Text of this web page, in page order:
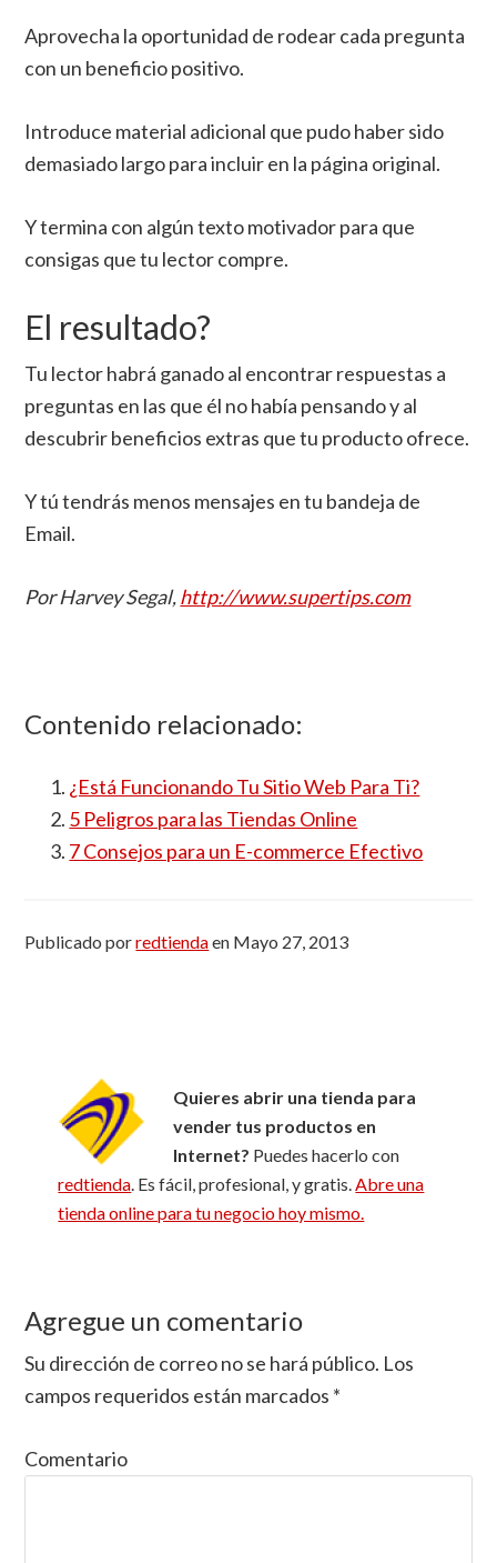
Aprovecha la oportunidad de rodear cada pregunta
con un beneficio positivo.
Introduce material adicional que pudo haber sido
demasiado largo para incluir en la página original.
Y termina con algún texto motivador para que
consigas que tu lector compre.
El resultado?
Tu lector habrá ganado al encontrar respuestas a
preguntas en las que él no había pensando y al
descubrir beneficios extras que tu producto ofrece.
Y tú tendrás menos mensajes en tu bandeja de
Email.
Por Harvey Segal,http://www.supertips.com
Contenido relacionado:
¿Está Funcionando Tu Sitio Web Para Ti?
5 Peligros para las Tiendas Online
7 Consejos para un E-commerce Efectivo
Publicado porredtiendaen Mayo 27, 2013
Quieres abrir una tienda para
vender tus productos en
Internet? Puedes hacerlo con
redtienda . Es fácil, profesional, y gratis. Abre una
tienda online para tu negocio hoy mismo.
Reader
Interactions
Agregue un comentario
Su dirección de correo no se hará público. Los
campos requeridos están marcados *
Comentario